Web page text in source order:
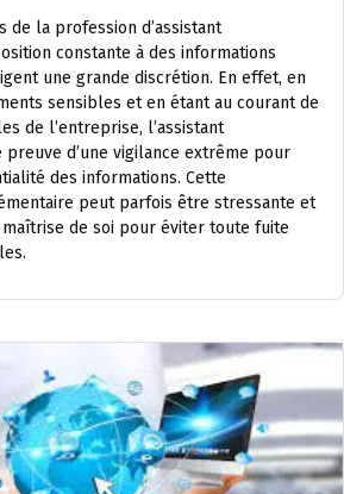
de la profession d’assistant
constante à des informations
une grande discrétion. En effet, en
sensibles et en étant au courant de
de l’entreprise, l’assistant
d’une vigilance extrême pour
des informations. Cette
peut parfois être stressante et
de soi pour éviter toute fuite